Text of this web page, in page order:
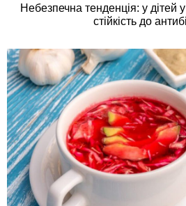
Небезпечна тенденція: у дітей
стійкість до